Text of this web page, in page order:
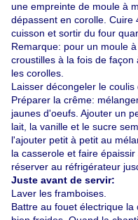
une empreinte de moule à
dépassent en corolle. Cuire
cuisson et sortir du four
Remarque: pour un moule
croustilles à la fois de
les corolles.
Laisser décongeler le
Préparer la crême:
jaunes d'oeufs. Ajouter un
lait, la vanille et le sucre
l'ajouter petit à petit au
la casserole et faire
réserver au réfrigérateur
Juste avant de servir:
Laver les framboises.
Battre au fouet électrique